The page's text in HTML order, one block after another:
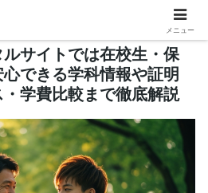
サイトでは在校生・保
できる学科情報や証明
学費比較まで徹底解説
メニュー